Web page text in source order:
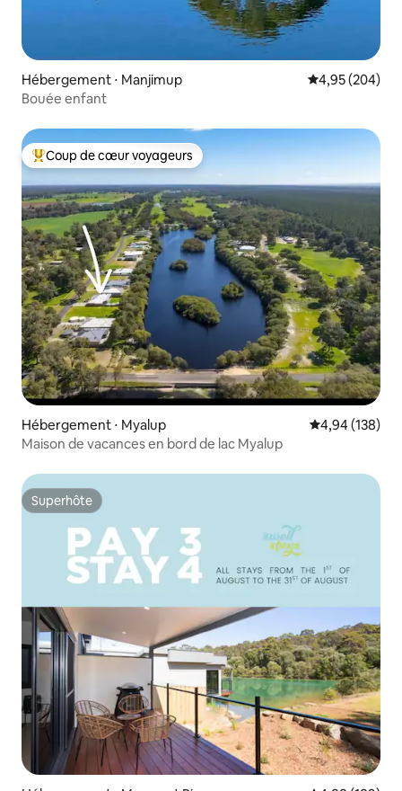
Hébergement ⋅ Manjimup Évaluation
4,95 (204)
Bouée enfant
Coups de cœur voyageurs les plus appréciés
Coup de cœur voyageurs
Hébergement ⋅ Myalup Évaluation
4,94 (138)
Maison de vacances en bord de lac Myalup
Superhôte
Superhôte